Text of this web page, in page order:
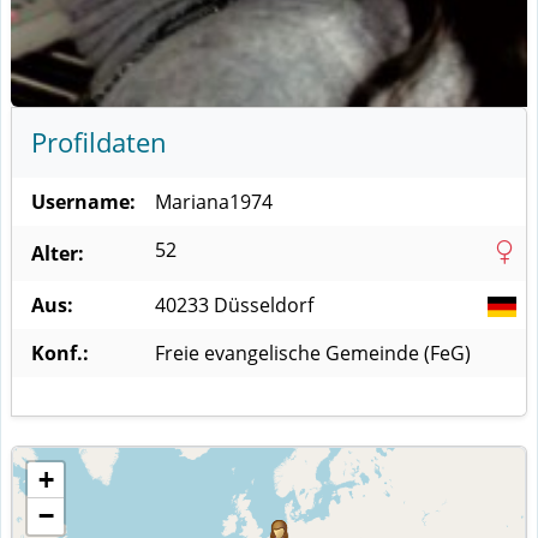
Profildaten
Username:
Mariana1974
Alter:
52
Aus: 40233 Düsseldorf
Konf.:
Freie evangelische Gemeinde (FeG)
+
−